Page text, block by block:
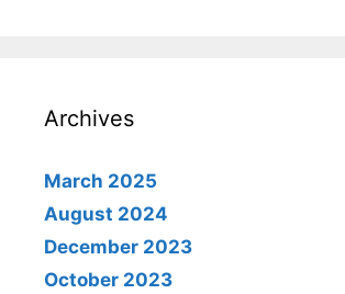
Archives
March 2025
August 2024
December 2023
October 2023